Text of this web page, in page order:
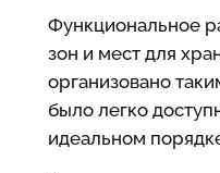
Функциональное
зон и мест для
организовано
было легко
идеальном